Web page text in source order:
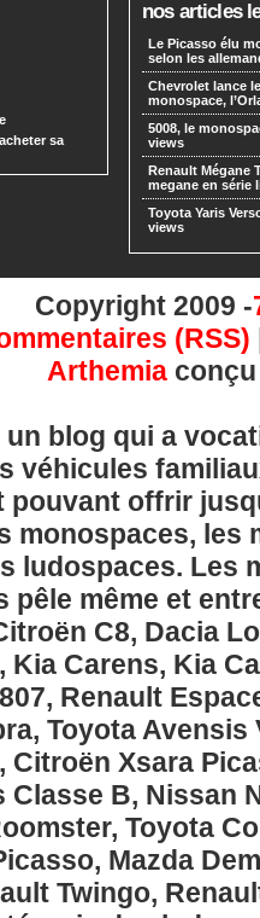
sa
nos articles
Le Picasso élu
selon les
Chevrolet lance
monospace,
5008, le
views
Renault Mégane
megane en série
Toyota Yaris
views
Copyright 2009 -
(RSS)
Arthemia
blog qui a
véhicules
pouvant offrir
monospaces, les
ludospaces. Les
pêle même et
C8, Dacia
Kia Carens, Kia
Renault
Toyota
Xsara
Classe B, Nissan
Toyota
Mazda
Twingo,